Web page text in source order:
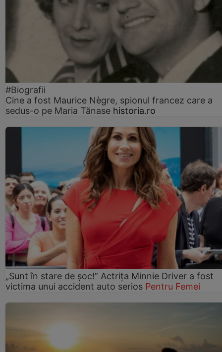
#Biografii
Cine a fost Maurice Nègre, spionul francez care a
sedus-o pe Maria Tănase historia.ro
„Sunt în stare de șoc!” Actrița Minnie Driver a fost
victima unui accident auto serios Pentru Femei